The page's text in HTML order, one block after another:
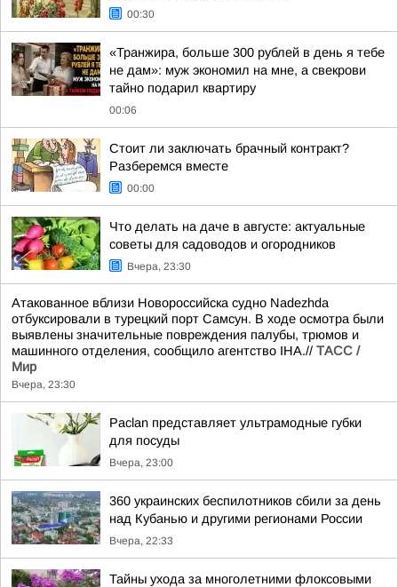
00:30
«Транжира, больше 300 рублей в день я тебе
не дам»: муж экономил на мне, а свекрови
тайно подарил квартиру
00:06
Стоит ли заключать брачный контракт?
Разберемся вместе
00:00
Что делать на даче в августе: актуальные
советы для садоводов и огородников
Вчера, 23:30
Атакованное вблизи Новороссийска судно Nadezhda
отбуксировали в турецкий порт Самсун. В ходе осмотра были
выявлены значительные повреждения палубы, трюмов и
машинного отделения, сообщило агентство IHA.// ТАСС /
Мир
Вчера, 23:30
Paclan представляет ультрамодные губки
для посуды
Вчера, 23:00
360 украинских беспилотников сбили за день
над Кубанью и другими регионами России
Вчера, 22:33
Тайны ухода за многолетними флоксовыми